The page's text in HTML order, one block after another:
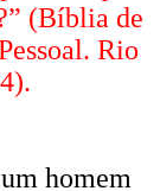
(Bíblia de
Rio
homem